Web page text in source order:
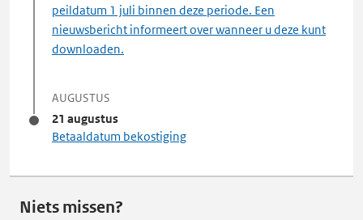
peildatum 1 juli binnen deze periode. Een
nieuwsbericht informeert over wanneer u deze kunt
downloaden.
AUGUSTUS
21 augustus
Betaaldatum bekostiging
Niets missen?